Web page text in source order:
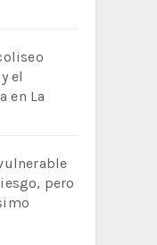
el
en La
pero